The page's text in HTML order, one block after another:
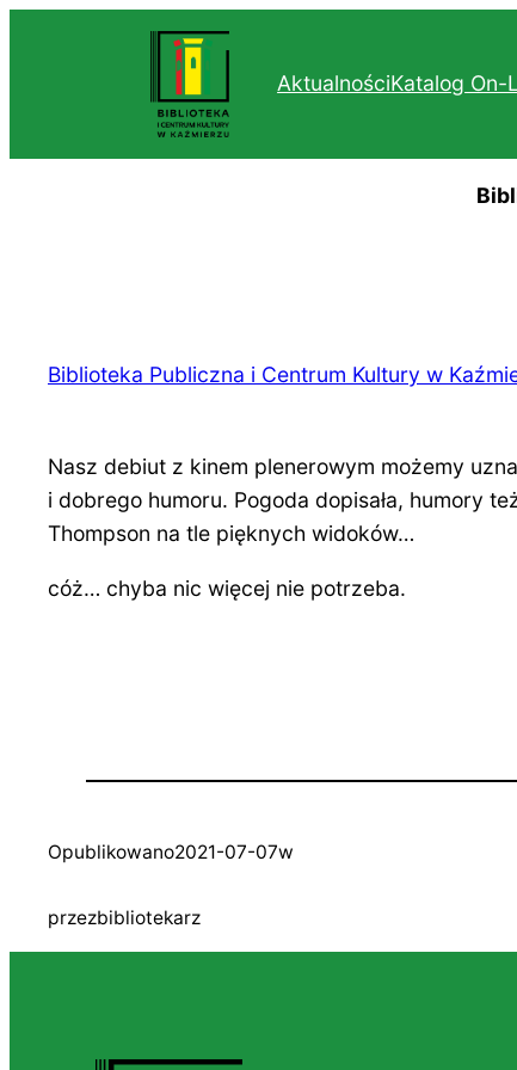
AktualnościKatalog On-
Biblioteka Publiczna i Centrum Kultury w
Nasz debiut z kinem plenerowym możemy
i dobrego humoru. Pogoda dopisała, humory
Thompson na tle pięknych widoków…
cóż… chyba nic więcej nie potrzeba.
Opublikowano2021-07-07w
przezbibliotekarz